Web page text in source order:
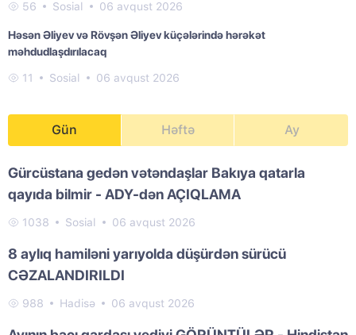
56 Sosial 06 avqust 2026
Həsən Əliyev və Rövşən Əliyev küçələrində hərəkət
məhdudlaşdırılacaq
11 Sosial 06 avqust 2026
Gün Həftə Ay
Gürcüstana gedən vətəndaşlar Bakıya qatarla
qayıda bilmir - ADY-dən AÇIQLAMA
1038 Sosial 06 avqust 2026
8 aylıq hamiləni yarıyolda düşürdən sürücü
CƏZALANDIRILDI
988 Hadisə 06 avqust 2026